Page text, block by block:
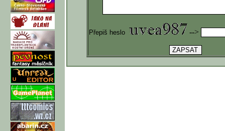
Přepiš heslo -->